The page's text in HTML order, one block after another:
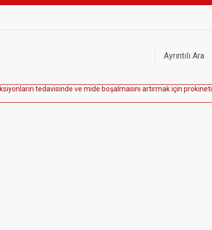
Ayrıntılı Ara
ksiyon arın tedavisinde ve mide boşa masını artırmakiçin prokineti